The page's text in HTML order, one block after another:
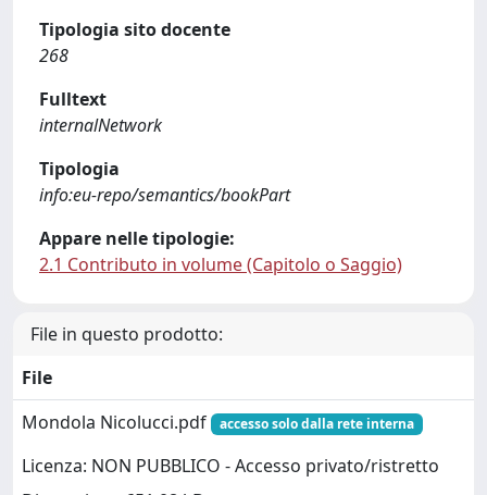
Tipologia sito docente
268
Fulltext
internalNetwork
Tipologia
info:eu-repo/semantics/bookPart
Appare nelle tipologie:
2.1 Contributo in volume (Capitolo o Saggio)
File in questo prodotto:
File
Mondola Nicolucci.pdf
accesso solo dalla rete interna
Licenza: NON PUBBLICO - Accesso privato/ristretto